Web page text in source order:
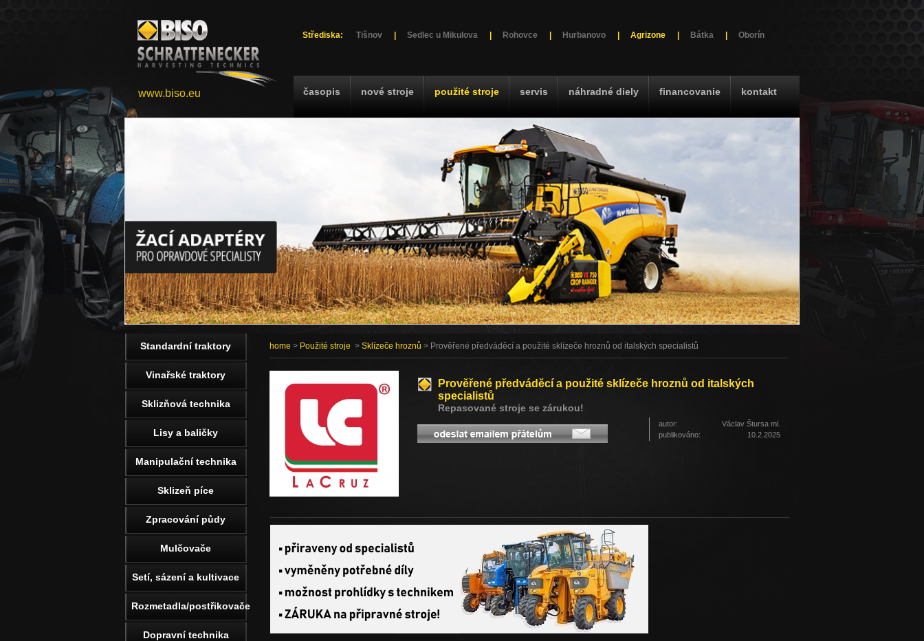
Střediska: Tišnov Sedlec u Mikulova Rohovce Hurbanovo Agrizone Bátka Oborín
časopis nové stroje použité stroje servis náhradné diely financovanie kontakt
www.biso.eu
home > Použité stroje > Sklízeče hroznů > Prověřené předváděcí a použité sklízeče hroznů od italských specialistů
Prověřené předváděcí a použité sklízeče hroznů od italských
specialistů
Repasované stroje se zárukou!
autor:
Václav Štursa ml.
publikováno:
10.2.2025
Standardní traktory
Vinařské traktory
Sklizňová technika
Lisy a baličky
Manipulační technika
Sklizeň píce
Zpracování půdy
Mulčovače
Setí, sázení a kultivace
Rozmetadla/postřikovače
Dopravní technika